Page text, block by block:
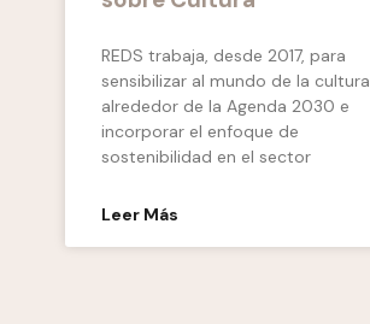
REDS trabaja, desde 2017, para
sensibilizar al mundo de la cultura
alrededor de la Agenda 2030 e
incorporar el enfoque de
sostenibilidad en el sector
Leer Más